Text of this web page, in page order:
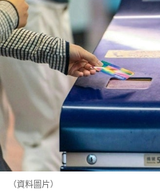
（資料圖片）